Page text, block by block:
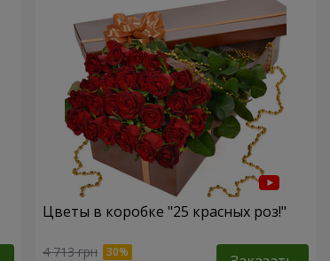
Цветы в коробке "25 красных роз!"
4 713 грн